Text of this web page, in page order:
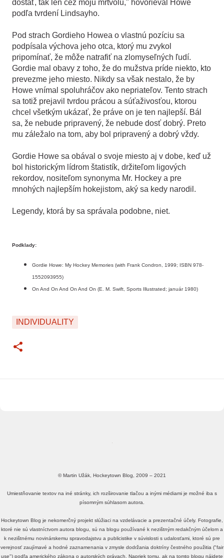
dostať, tak len cez moju mŕtvolu," hovorieval Howe
podľa tvrdení Lindsayho.
Pod strach Gordieho Howea o vlastnú pozíciu sa
podpísala výchova jeho otca, ktorý mu zvykol
pripomínať, že môže natrafiť na zlomyseľných ľudí.
Gordie mal obavy z toho, že do mužstva príde niekto, kto
prevezme jeho miesto. Nikdy sa však nestalo, že by
Howe vnímal spoluhráčov ako nepriateľov. Tento strach
sa totiž prejavil tvrdou prácou a súťaživosťou, ktorou
chcel všetkým ukázať, že práve on je ten najlepší. Bál
sa, že nebude pripravený, že nebude dosť dobrý. Preto
mu záležalo na tom, aby bol pripravený a dobrý vždy.
Gordie Howe sa obával o svoje miesto aj v dobe, keď už
bol historickým lídrom štatistík, držiteľom ligových
rekordov, nositeľom synonyma Mr. Hockey a pre
mnohých najlepším hokejistom, aký sa kedy narodil.
Legendy, ktorá by sa správala podobne, niet.
Podklady:
Gordie Howe: My Hockey Memories (with Frank Condron, 1999; ISBN 978-
1552093955)
On And On And On And On (E. M. Swift, Sports Illustrated; január 1980)
INDIVIDUALITY
© Martin Užák, Hockeytown Blog, 2009 – 2021
Umiestňovanie textov na iné stránky, ich rozširovanie tlačou a inými médiami je možné iba s
písomným súhlasom autora.
Hockeytown Blog je nekomerčný projekt slúžiaci na vzdelávacie a prezentačné účely. Fotografie,
ktoré nie sú vlastníctvom autora blogu, sú na blogu používané k nezištným redakčným účelom a
k nezištnému novinárskemu spravodajstvu a publicistike v súvislosti s udalosťami, ktoré sú pre
verejnosť zaujímavé a hodné zaznamenania v zmysle dodržania doktríny čestného použitia ("fair
use") podľa amerického zákona o autorských právach. Napriek tomu, ak na tomto blogu nájdete